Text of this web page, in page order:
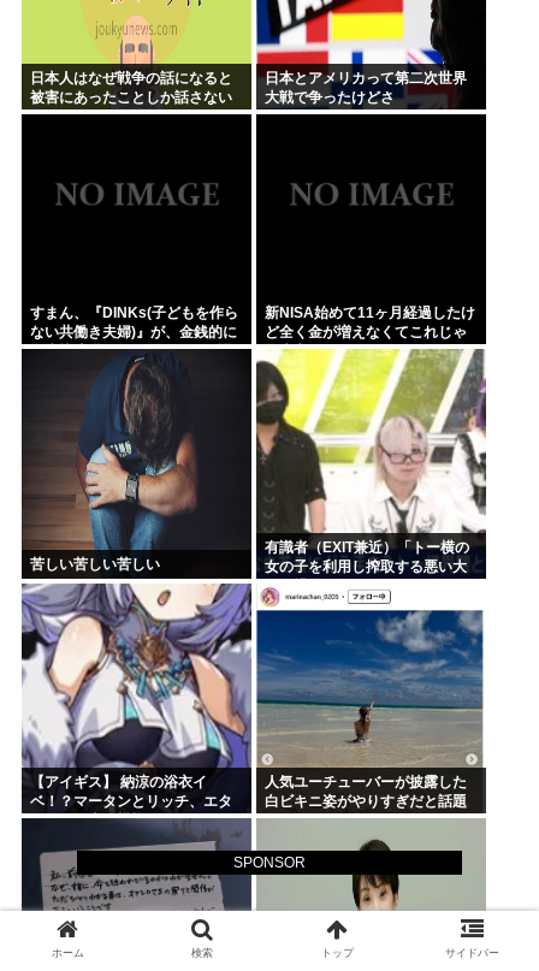
SPONSOR
日本人はなぜ戦争の話になると
被害にあったことしか話さない
のか？
日本とアメリカって第二次世界
大戦で争ったけどさ
すまん、『DINKs(子どもを作ら
ない共働き夫婦)』が、金銭的に
人生快適過ぎるんだが、これ課
税しなくていいの？
新NISA始めて11ヶ月経過したけ
ど全く金が増えなくてこれじゃ
将来心配でワロタ
苦しい苦しい苦しい
有識者（EXIT兼近）「トー横の
女の子を利用し搾取する悪い大
人は排除しないといけない」
【アイギス】 納涼の浴衣イ
ベ！？マータンとリッチ、エタ
ーナーが来る模様！！！
人気ユーチューバーが披露した
白ビキニ姿がやりすぎだと話題
に
ホーム 検索 トップ サイドバー